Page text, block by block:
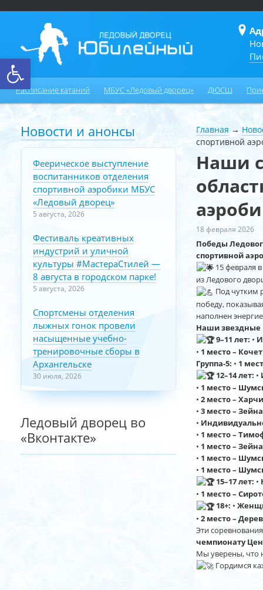
Открыть панель инструментов
Расписание катаний МБУС «Ледовый дворец» ДЮСШ
Главная →
спортивной
Наши
18 февраля 2026
Победы
спортивной
15 февраля
из Ледового
Под чутким
победу,
наполнен
Наши звездные
9–11 лет: •
• 1 место –
Группа‑5: • 1
12–14 лет: •
• 1 место –
• 2 место –
• 3 место –
•
• 1 место –
• 1 место –
• 1 место –
• 1 место –
15–17 лет: •
• 1 место –
18+: •
• 2 место –
Эти
чемпионату
Мы уверены, что
Гордимся
Новости и анонсы
Феерическое выступление
воспитанников отделения
спортивной аэробики МБУС
«Ледовый дворец»
5 августа, 2026
Фестиваль креативных
индустрий и уличной
культуры #МастераСтилей —
8 августа в городском парке!
5 августа, 2026
Спортсмены отделения
лыжных гонок провели
насыщенные учебно-
тренировочные сборы в
Архангельске
30 июля, 2026
Ледовый дворец во
«Вконтакте»